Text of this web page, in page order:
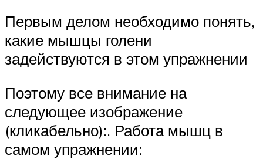
Первым делом необходимо понять,
какие мышцы голени
задействуются в этом упражнении
Поэтому все внимание на
следующее изображение
(кликабельно):. Работа мышц в
самом упражнении: